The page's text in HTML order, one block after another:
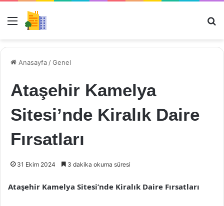
Menü
Anasayfa /Genel
Ataşehir Kamelya
Sitesi’nde Kiralık Daire
Fırsatları
31 Ekim 2024 3 dakika okuma süresi
Ataşehir Kamelya Sitesi’nde Kiralık Daire Fırsatları